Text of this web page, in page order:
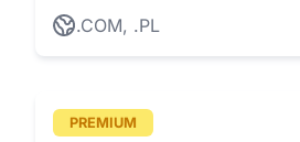
.COM, .PL
PREMIUM